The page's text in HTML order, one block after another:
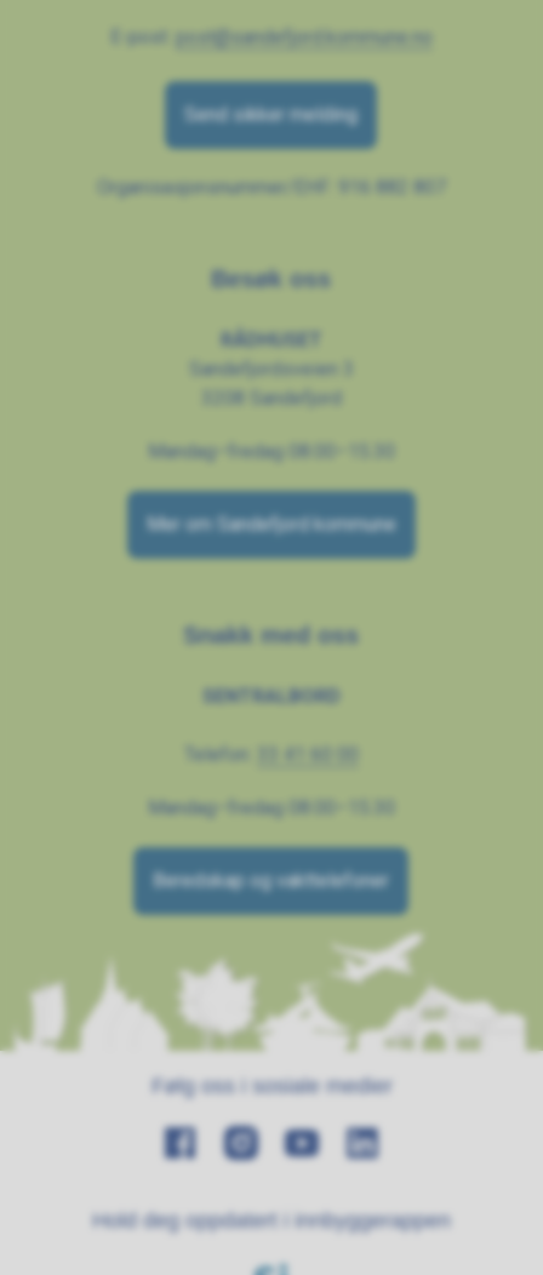
E-post: post@sandefjord.kommune.no
Send sikker melding
Organisasjonsnummer/EHF: 916 882 807
Besøk oss
RÅDHUSET
Sandefjordsveien 3
3208 Sandefjord
Mandag–fredag 08.00–15.30
Mer om Sandefjord kommune
Snakk med oss
SENTRALBORD
Telefon:
Mandag–fredag 08.00–15.30
Beredskap og vakttelefoner
Følg oss i sosiale medier
Hold deg oppdatert i innbyggerappen